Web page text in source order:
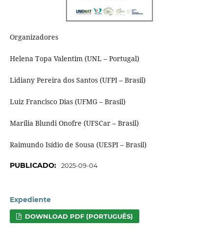
Organizadores
Helena Topa Valentim (UNL – Portugal)
Lidiany Pereira dos Santos (UFPI – Brasil)
Luiz Francisco Dias (UFMG – Brasil)
Marília Blundi Onofre (UFSCar – Brasil)
Raimundo Isídio de Sousa (UESPI – Brasil)
PUBLICADO: 2025-09-04
Expediente
DOWNLOAD PDF (PORTUGUÊS)